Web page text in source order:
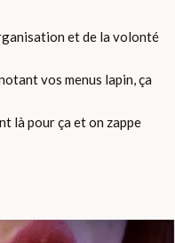
et de la volonté
vos menus lapin, ça
là pour ça et on zappe